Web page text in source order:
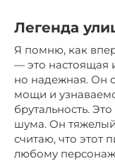
Легенда
Я помню, как
— это настоящая
но надежная. Он
мощи и
брутальность.
шума. Он
считаю, что этот
любому